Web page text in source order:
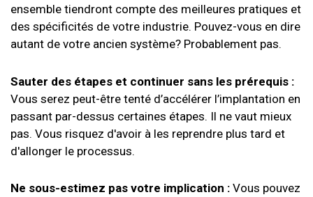
ensemble tiendront compte des meilleures pratiques et
des spécificités de votre industrie. Pouvez-vous en dire
autant de votre ancien système? Probablement pas.
Sauter des étapes et continuer sans les prérequis :
Vous serez peut-être tenté d’accélérer l’implantation en
passant par-dessus certaines étapes. Il ne vaut mieux
pas. Vous risquez d'avoir à les reprendre plus tard et
d'allonger le processus.
Ne sous-estimez pas votre implication : Vous pouvez